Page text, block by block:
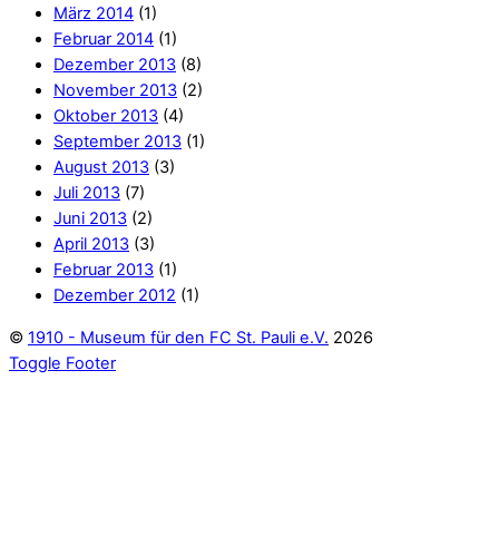
März 2014 (1)
Februar 2014 (1)
Dezember 2013 (8)
November 2013 (2)
Oktober 2013 (4)
September 2013 (1)
August 2013 (3)
Juli 2013 (7)
Juni 2013 (2)
April 2013 (3)
Februar 2013 (1)
Dezember 2012 (1)
© 1910 - Museum für den FC St. Pauli e.V. 2026
Toggle Footer